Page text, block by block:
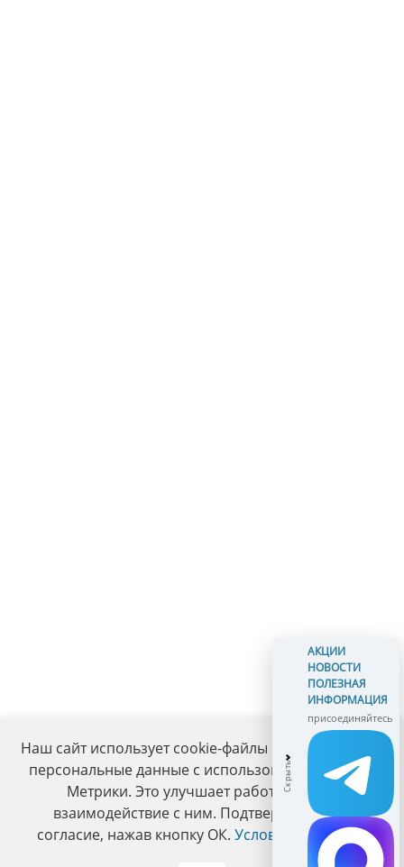
Наш сайт использует cookie-файлы и обрабатывает
персональные данные с использованием Яндекс
Метрики. Это улучшает работу сайта и
взаимодействие с ним. Подтвердите ваше
согласие, нажав кнопку ОК. Условия политики.
АКЦИИ
НОВОСТИ
ПОЛЕЗНАЯ
ИНФОРМАЦИЯ
присоединяйтесь